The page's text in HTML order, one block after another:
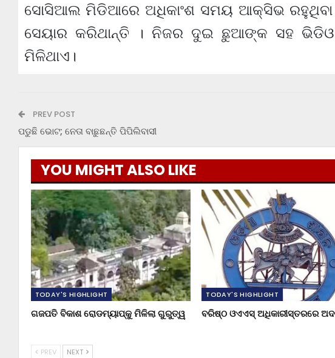
ସୋସିଆଲ ମିଡିଆରେ ଅଧିକାଂଶ ସମୟ ଆକ୍ସିଭ
ସେୟାର କରିଥାନ୍ତି । ନିଜର ଦୁଇ ଛୁଆଙ୍କ ସହ ଭିଡିଓ
ମିଳିଥାଏ।
PREV POST
ପଡୁଛି ଭୋଟ; ନେତା ବାଛୁଛନ୍ତି ପିପିଲିବାସୀ
YOU MIGHT ALSO LIKE
TODAY'S HIGHLIGHT
ଗଜପତି ବିକାଶ ରୋଡମ୍ୟାପ୍‌କୁ ମିଳିଲା ଗୁରୁତ୍ୱ
TODAY'S HIGHLIGHT
ବରିଷ୍ଠ ଓଏଏସ୍‌ ଅଧିକାରୀସ୍ତରରେ
PREV NEXT